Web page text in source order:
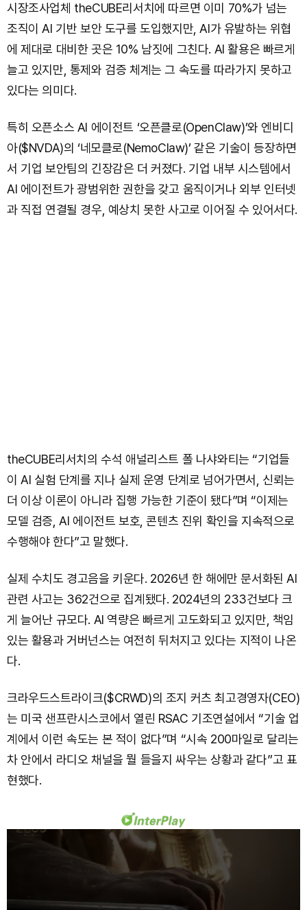
시장조사업체 theCUBE리서치에 따르면 이미 70%가 넘는
조직이 AI 기반 보안 도구를 도입했지만, AI가 유발하는 위협
에 제대로 대비한 곳은 10% 남짓에 그친다. AI 활용은 빠르게
늘고 있지만, 통제와 검증 체계는 그 속도를 따라가지 못하고
있다는 의미다.
특히 오픈소스 AI 에이전트 ‘오픈클로(OpenClaw)’와 엔비디
아($NVDA)의 ‘네모클로(NemoClaw)’ 같은 기술이 등장하면
서 기업 보안팀의 긴장감은 더 커졌다. 기업 내부 시스템에서
AI 에이전트가 광범위한 권한을 갖고 움직이거나 외부 인터넷
과 직접 연결될 경우, 예상치 못한 사고로 이어질 수 있어서다.
theCUBE리서치의 수석 애널리스트 폴 나샤와티는 “기업들
이 AI 실험 단계를 지나 실제 운영 단계로 넘어가면서, 신뢰는
더 이상 이론이 아니라 집행 가능한 기준이 됐다”며 “이제는
모델 검증, AI 에이전트 보호, 콘텐츠 진위 확인을 지속적으로
수행해야 한다”고 말했다.
실제 수치도 경고음을 키운다. 2026년 한 해에만 문서화된 AI
관련 사고는 362건으로 집계됐다. 2024년의 233건보다 크
게 늘어난 규모다. AI 역량은 빠르게 고도화되고 있지만, 책임
있는 활용과 거버넌스는 여전히 뒤처지고 있다는 지적이 나온
다.
크라우드스트라이크($CRWD)의 조지 커츠 최고경영자(CEO)
는 미국 샌프란시스코에서 열린 RSAC 기조연설에서 “기술 업
계에서 이런 속도는 본 적이 없다”며 “시속 200마일로 달리는
차 안에서 라디오 채널을 뭘 들을지 싸우는 상황과 같다”고 표
현했다.